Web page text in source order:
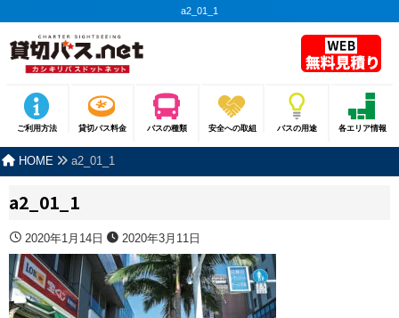
a2_01_1
ご利用方法 貸切バス料金 バスの種類 安全への取組 バスの用途 各エリア情報
HOME a2_01_1
a2_01_1
2020年1月14日 2020年3月11日